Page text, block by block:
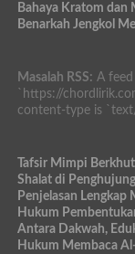
Bahaya Kratom dan
Benarkah Jengkol
Masalah RSS: A
`https://
content-type is
Tafsir Mimpi
Shalat di
Penjelasan Lengkap
Hukum
Antara Dakwah,
Hukum Membaca